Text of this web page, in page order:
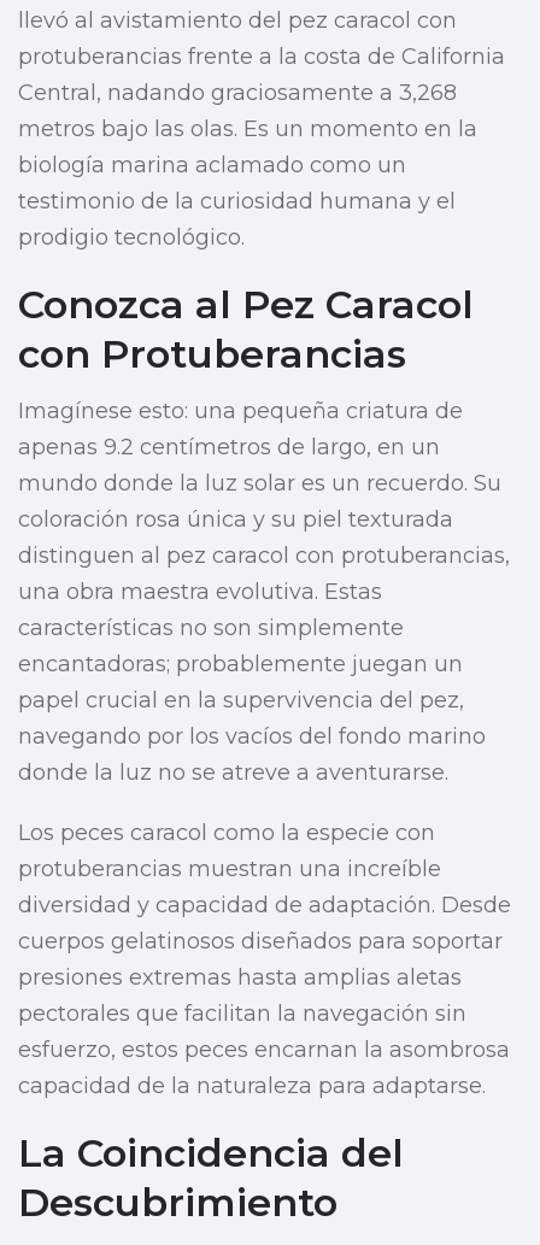
llevó al avistamiento del pez caracol con
protuberancias frente a la costa de California
Central, nadando graciosamente a 3,268
metros bajo las olas. Es un momento en la
biología marina aclamado como un
testimonio de la curiosidad humana y el
prodigio tecnológico.
Conozca al Pez Caracol
con Protuberancias
Imagínese esto: una pequeña criatura de
apenas 9.2 centímetros de largo, en un
mundo donde la luz solar es un recuerdo. Su
coloración rosa única y su piel texturada
distinguen al pez caracol con protuberancias,
una obra maestra evolutiva. Estas
características no son simplemente
encantadoras; probablemente juegan un
papel crucial en la supervivencia del pez,
navegando por los vacíos del fondo marino
donde la luz no se atreve a aventurarse.
Los peces caracol como la especie con
protuberancias muestran una increíble
diversidad y capacidad de adaptación. Desde
cuerpos gelatinosos diseñados para soportar
presiones extremas hasta amplias aletas
pectorales que facilitan la navegación sin
esfuerzo, estos peces encarnan la asombrosa
capacidad de la naturaleza para adaptarse.
La Coincidencia del
Descubrimiento